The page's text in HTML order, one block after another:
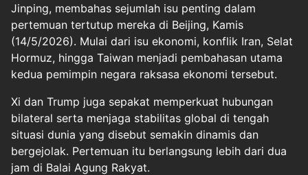
Jinping, membahas sejumlah isu penting dalam
pertemuan tertutup mereka di Beijing, Kamis
(14/5/2026). Mulai dari isu ekonomi, konflik Iran, Selat
Hormuz, hingga Taiwan menjadi pembahasan utama
kedua pemimpin negara raksasa ekonomi tersebut.
Xi dan Trump juga sepakat memperkuat hubungan
bilateral serta menjaga stabilitas global di tengah
situasi dunia yang disebut semakin dinamis dan
bergejolak. Pertemuan itu berlangsung lebih dari dua
jam di Balai Agung Rakyat.